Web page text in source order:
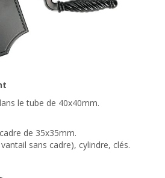
le tube de 40x40mm.
de 35x35mm.
sans cadre), cylindre, clés.